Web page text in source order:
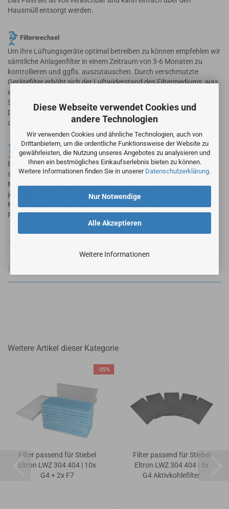
Diese Webseite verwendet Cookies und
andere Technologien
Wir verwenden Cookies und ähnliche Technologien, auch von
Drittanbietern, um die ordentliche Funktionsweise der Website zu
gewährleisten, die Nutzung unseres Angebotes zu analysieren und
Ihnen ein bestmögliches Einkaufserlebnis bieten zu können.
Weitere Informationen finden Sie in unserer Datenschutzerklärung.
Alle Akzeptieren
Nur Notwendige
Weitere Informationen
Hausmüll entsorgt werden.
Filterwechsel
Um Ihre Lüftungsgeräte optimal betreiben zu können empfehlen wir
sämtliche Anlagenfilter in einem Zeitraum von 3-6 Monaten zu
kontrollieren und ggfls. auszutauschen. Durch verschmutzte
Gerätefilter erhöht sich der Luftwiderstand des Filtermediums, was
eine geringere Luftwechselrate sowie einen erhöhten
Stromverbrauch und Verschleiß der Lüftungsanlage verursacht.
Durch die Reduzierung der Volumenströme verschlechtert sich in
der Folge das Raumklima.
Hinweis
Bei den angebotenen Filtern handelt es sich nicht um Originalfilter
sondern um alternative Ersatzfilter in vergleichbarer Qualität. Alle
Markennamen und geschützte Warenzeichen sind Eigentum der
jeweiligen Markennameninhaber. Die Verwendung der
Markennamen / Warenzeichen dient lediglich der
Produktbeschreibung der angebotenen Artikel.
Weitere Artikel dieser Kategorie
-25%
Filter passend für Stiebel
Eltron LWZ 304 404 | 10x
G4 + 2x F7
Filter passend für Stiebel
Eltron LWZ 304 404 | 5x
G4 Aktivkohlefilter